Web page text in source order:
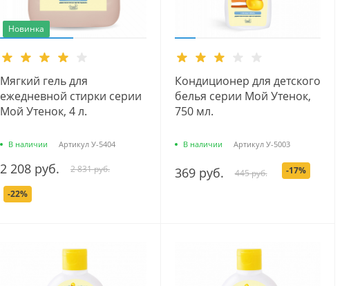
Новинка
Мягкий гель для
ежедневной стирки серии
Мой Утенок, 4 л.
В наличии Артикул У-5404
2 208 руб. 2 831 руб.
-22%
Кондиционер для детского
белья серии Мой Утенок,
750 мл.
В наличии Артикул У-5003
369 руб. 445 руб. -17%